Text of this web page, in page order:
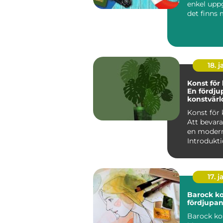
enkel
det finns
18.
Konst för
En
Konst för
Att
en
17.
Barock
Barock